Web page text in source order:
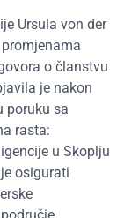
Ursula von der
o članstvu
je nakon
poruku sa
rasta:
u Skoplju
osigurati